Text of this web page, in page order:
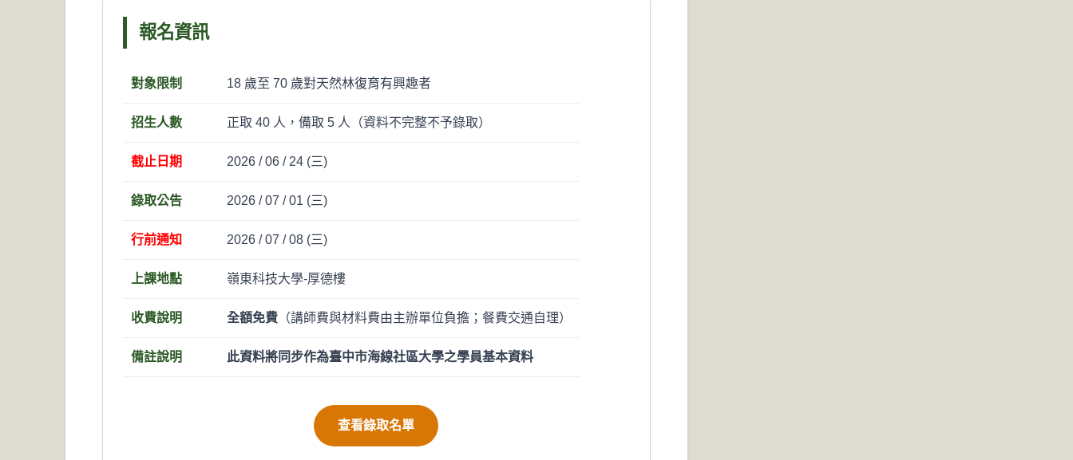
報名資訊
對象限制 18 歲至 70 歲對天然林復育有興趣者
招生人數 正取 40 人，備取 5 人（資料不完整不予錄取）
截止日期 2026 / 06 / 24 (三)
錄取公告 2026 / 07 / 01 (三)
行前通知 2026 / 07 / 08 (三)
上課地點 嶺東科技大學-厚德樓
收費說明 全額免費 （講師費與材料費由主辦單位負擔；餐費交通自理）
備註說明 此資料將同步作為臺中市海線社區大學之學員基本資料
查看錄取名單